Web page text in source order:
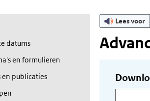
datums
en formulieren
en publicaties
Lees voor